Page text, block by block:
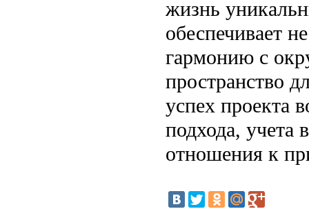
жизнь
обеспечивает
гармонию с
пространство
успех проекта
подхода, учета
отношения к